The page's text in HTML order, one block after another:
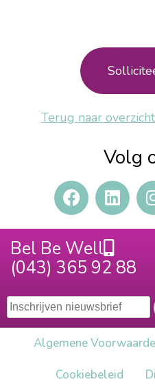
Terug naar overzicht
Volg
Bel Be Well
(043) 365 92 88
Algemene
Cookiebeleid